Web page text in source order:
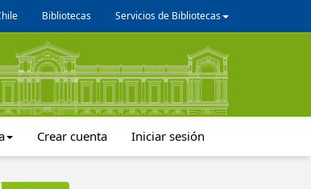
Bibliotecas Servicios de Bibliotecas
Crear cuenta Iniciar sesión